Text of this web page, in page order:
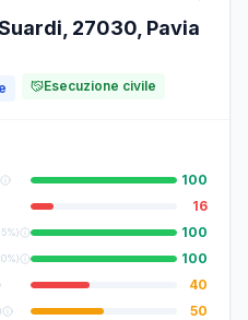
27030, Pavia
Esecuzione civile
100
16
)
100
)
100
40
)
50